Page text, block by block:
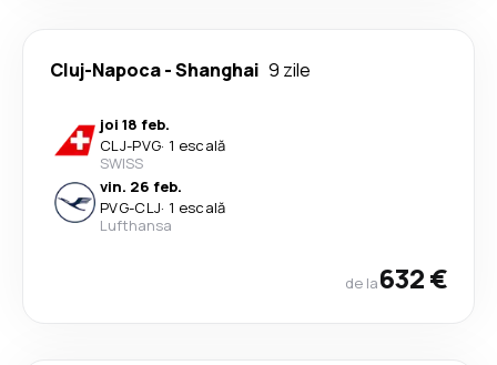
Cluj-Napoca-Shanghai 9 zile
joi 18 feb.
CLJ-PVG· 1 escală
SWISS
vin. 26 feb.
PVG-CLJ· 1 escală
Lufthansa
de la632 €